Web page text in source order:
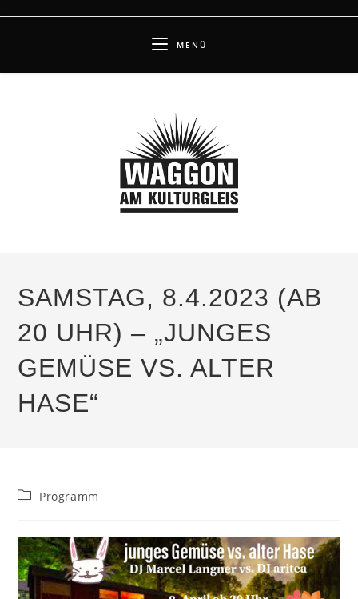
MENÜ
SAMSTAG, 8.4.2023 (AB
20 UHR) – „JUNGES
GEMÜSE VS. ALTER
HASE“
Beitrags-
Programm